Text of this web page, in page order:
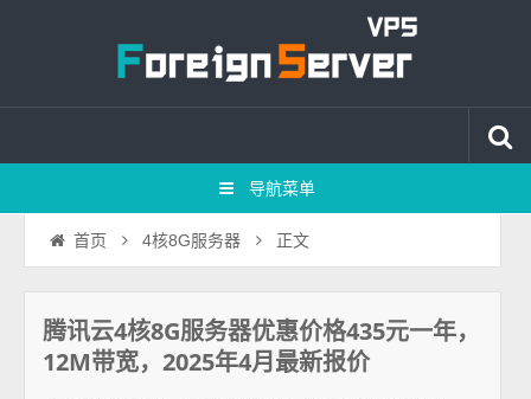
导航菜单
首页 4核8G服务器 正文
腾讯云4核8G服务器优惠价格435元一年，
12M带宽，2025年4月最新报价